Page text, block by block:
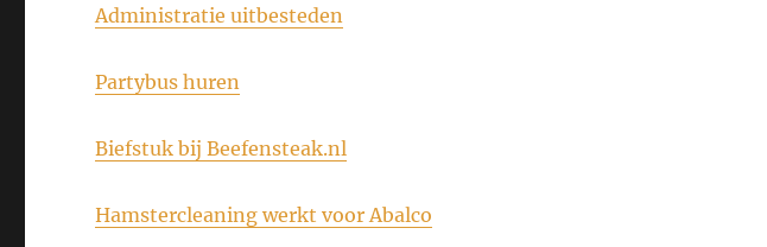
Administratie uitbesteden
Partybus huren
Biefstuk bij Beefensteak.nl
Hamstercleaning werkt voor Abalco